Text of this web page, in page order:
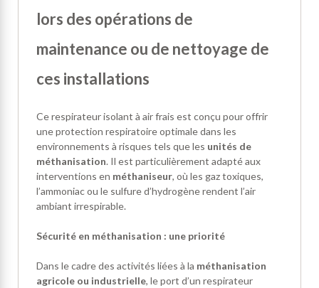
lors des opérations de
maintenance ou de nettoyage de
ces installations
Ce respirateur isolant à air frais est conçu pour offrir
une protection respiratoire optimale dans les
environnements à risques tels que les unités de
méthanisation. Il est particulièrement adapté aux
interventions en méthaniseur, où les gaz toxiques,
l’ammoniac ou le sulfure d’hydrogène rendent l’air
ambiant irrespirable.
Sécurité en méthanisation : une priorité
Dans le cadre des activités liées à la méthanisation
agricole ou industrielle, le port d’un respirateur